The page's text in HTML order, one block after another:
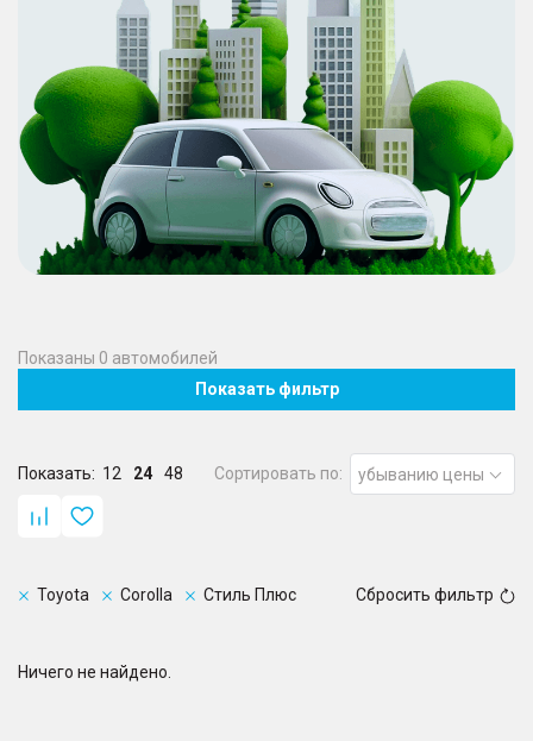
Показаны 0 автомобилей
Показать фильтр
Показать: 12 24 48 Сортировать по: убыванию цены
Toyota Corolla Стиль Плюс Сбросить фильтр
Ничего не найдено.